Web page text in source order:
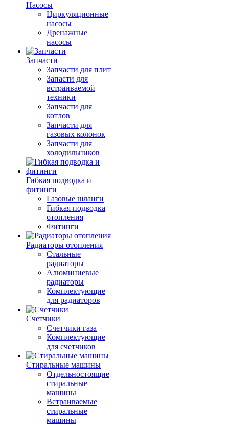
Насосы
Циркуляционные
насосы
Дренажные
насосы
Запчасти
Запчасти для плит
Запасти для
встраиваемой
техники
Запчасти для
котлов
Запчасти для
газовых колонок
Запчасти для
холодильников
Гибкая подводка и
фитинги
Газовые шланги
Гибкая подводка
отопления
Фитинги
Радиаторы отопления
Стальные
радиаторы
Алюминиевые
радиаторы
Комплектующие
для радиаторов
Счетчики
Счетчики газа
Комплектующие
для счетчиков
Стиральные машины
Отдельностоящие
стиральные
машины
Встраиваемые
стиральные
машины